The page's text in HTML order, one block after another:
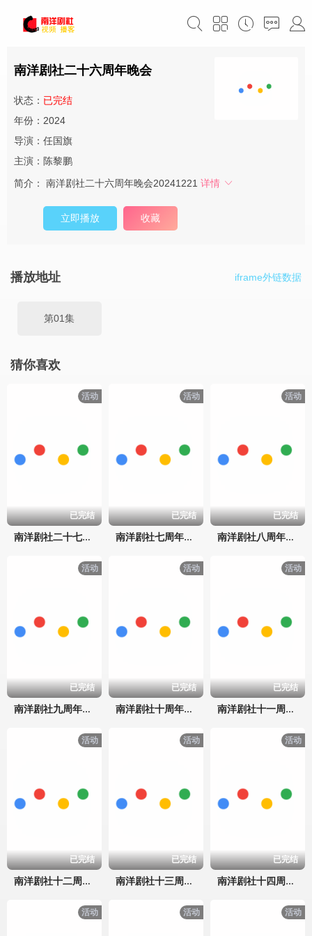
南洋剧社二十六周年晚会
状态： 已完结
年份：2024
导演： 任国旗
主演： 陈黎鹏
简介：
南洋剧社二十六周年晚会20241221 详情
立即播放 收藏
播放地址 iframe外链数据
第01集
猜你喜欢
活动
已完结
南洋剧社二十七周年晚会
活动
已完结
南洋剧社七周年晚会
活动
已完结
南洋剧社八周年晚会
活动
已完结
南洋剧社九周年晚会
活动
已完结
南洋剧社十周年晚会
活动
已完结
南洋剧社十一周年晚会
活动
已完结
南洋剧社十二周年晚会
活动
已完结
南洋剧社十三周年晚会
活动
已完结
南洋剧社十四周年晚会
活动 活动 活动